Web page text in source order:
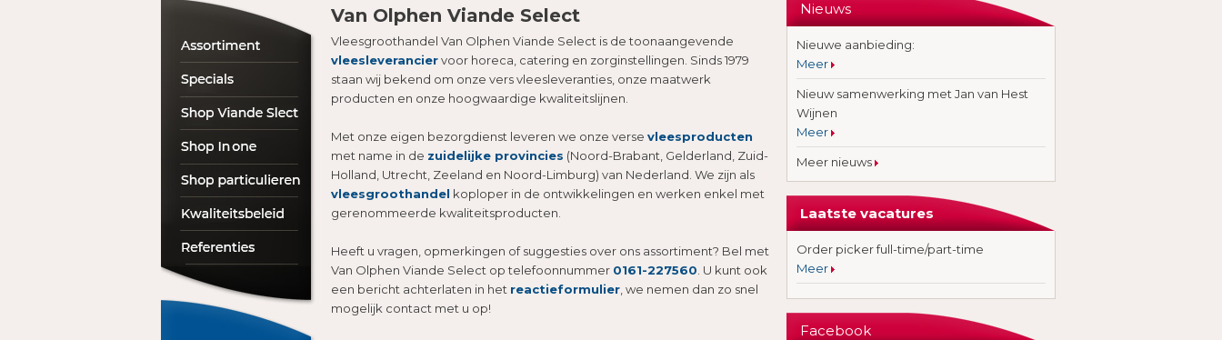
Van Olphen Viande Select
Vleesgroothandel Van Olphen Viande Select is de toonaangevende
vleesleveranciervoor horeca, catering en zorginstellingen. Sinds 1979
staan wij bekend om onze vers vleesleveranties, onze maatwerk
producten en onze hoogwaardige kwaliteitslijnen.
Met onze eigen bezorgdienst leveren we onze verse vleesproducten
met name in de zuidelijke provincies (Noord-Brabant, Gelderland, Zuid-
Holland, Utrecht, Zeeland en Noord-Limburg) van Nederland. We zijn als
vleesgroothandel koploper in de ontwikkelingen en werken enkel met
gerenommeerde kwaliteitsproducten.
Heeft u vragen, opmerkingen of suggesties over ons assortiment? Bel met
Van Olphen Viande Select op telefoonnummer 0161-227560 . U kunt ook
een bericht achterlaten in het reactieformulier , we nemen dan zo snel
mogelijk contact met u op!
Nieuws
Nieuwe aanbieding:
Meer
Nieuw samenwerking met Jan van Hest
Wijnen
Meer
Meer nieuws
Laatste vacatures
Order picker full-time/part-time
Meer
Facebook